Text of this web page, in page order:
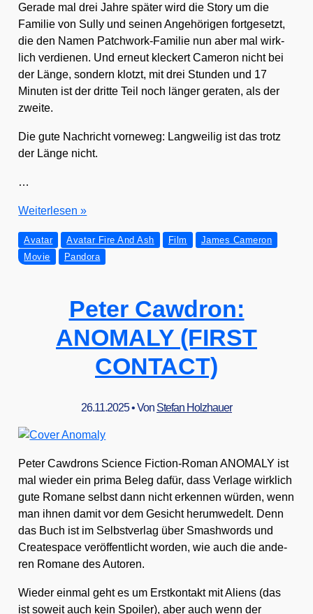
Gera­de mal drei Jah­re spä­ter wird die Sto­ry um die
Fami­lie von Sul­ly und sei­nen Ange­hö­ri­gen fort­ge­setzt,
die den Namen Patch­work-Fami­lie nun aber mal wirk­
lich ver­die­nen. Und erneut kle­ckert Came­ron nicht bei
der Län­ge, son­dern klotzt, mit drei Stun­den und 17
Minu­ten ist der drit­te Teil noch län­ger gera­ten, als der
zwei­te.
Die gute Nach­richt vor­ne­weg: Lang­wei­lig ist das trotz
der Län­ge nicht.
…
AVATAR:
AND
ASH
Wei­ter­le­sen »
Avatar Avatar Fire And Ash Film
James Cameron
Movie
Pandora
Peter Cawdron:
ANOMALY (FIRST
CONTACT)
26.11.2025• Von Stefan Holzhauer
Peter Caw­drons Sci­ence Fic­tion-Roman ANOMALY ist
mal wie­der ein pri­ma Beleg dafür, dass Ver­la­ge wirk­lich
gute Roma­ne selbst dann nicht erken­nen wür­den, wenn
man ihnen damit vor dem Gesicht her­um­we­delt. Denn
das Buch ist im Selbst­ver­lag über Smashwords und
Crea­tespace ver­öf­fent­licht wor­den, wie auch die ande­
ren Roma­ne des Autoren.
Wie­der ein­mal geht es um Erst­kon­takt mit Ali­ens (das
ist soweit auch kein Spoi­ler), aber auch wenn der